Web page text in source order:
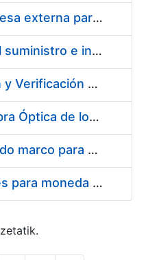
Servicios de una empresa externa para el asesoramiento y resolución de los recursos de alzada que se presentan relacionados con procesos de selección para la FNMT-RCM
Acuerdo marco para el suministro e instalación de persianas, estores y otros complementos
Servicio de Calibración y Verificación Externa de los Equipos de Medición del Servicio de Prevención de la FNMT-RCM
Conexión mediante Fibra Óptica de los Centros de Proceso de Datos (CPDs) de las sedes de la FNMT-RCM de Burgos y Madrid
Contratación de acuerdo marco para el Suministro de Material de Electricidad para la Fábrica Nacional de Moneda y Timbre-Real Casa de la Moneda en su centro de trabajo de Burgos
Suministro de estuches para moneda de 30 €